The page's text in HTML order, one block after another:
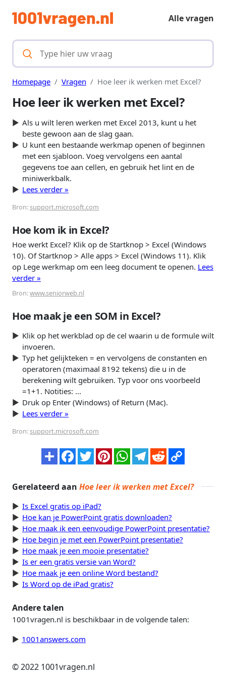
Alle vragen
Homepage Vragen Hoe leer ik werken met Excel?
Hoe leer ik werken met Excel?
Als u wilt leren werken met Excel 2013, kunt u het
beste gewoon aan de slag gaan.
U kunt een bestaande werkmap openen of beginnen
met een sjabloon. Voeg vervolgens een aantal
gegevens toe aan cellen, en gebruik het lint en de
miniwerkbalk.
Lees verder »
Bron:support.microsoft.com
Hoe kom ik in Excel?
Hoe werkt Excel? Klik op de Startknop > Excel (Windows
10). Of Startknop > Alle apps > Excel (Windows 11). Klik
op Lege werkmap om een leeg document te openen. Lees
verder »
Bron:www.seniorweb.nl
Hoe maak je een SOM in Excel?
Klik op het werkblad op de cel waarin u de formule wilt
invoeren.
Typ het gelijkteken = en vervolgens de constanten en
operatoren (maximaal 8192 tekens) die u in de
berekening wilt gebruiken. Typ voor ons voorbeeld
=1+1. Notities: ...
Druk op Enter (Windows) of Return (Mac).
Lees verder »
Bron:support.microsoft.com
Gerelateerd aan Hoe leer ik werken met Excel?
Is Excel gratis op iPad?
Hoe kan je PowerPoint gratis downloaden?
Hoe maak ik een eenvoudige PowerPoint presentatie?
Hoe begin je met een PowerPoint presentatie?
Hoe maak je een mooie presentatie?
Is er een gratis versie van Word?
Hoe maak je een online Word bestand?
Is Word op de iPad gratis?
Andere talen
1001vragen.nl is beschikbaar in de volgende talen:
1001answers.com
© 2022 1001vragen.nl